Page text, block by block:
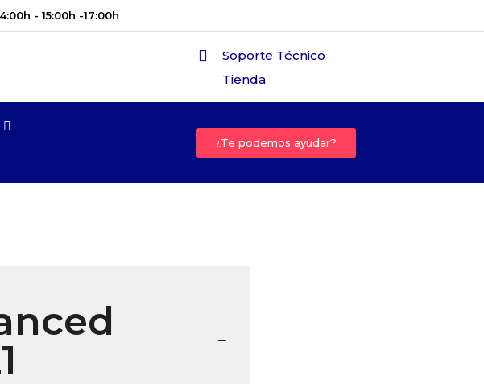
- 15:00h -17:00h
Soporte Técnico
Tienda
¿Te podemos ayudar?